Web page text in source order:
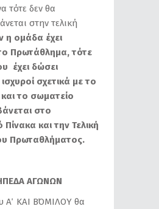
τότε δεν θα
στην τελική
η ομάδα έχει
Πρωτάθλημα, τότε
έχει δώσει
σχετικά με το
το σωματείο
στο
και την Τελική
Πρωταθλήματος.
ΑΓΩΝΩΝ
Α΄ ΚΑΙ Β΄ΟΜΙΛΟΥ θα